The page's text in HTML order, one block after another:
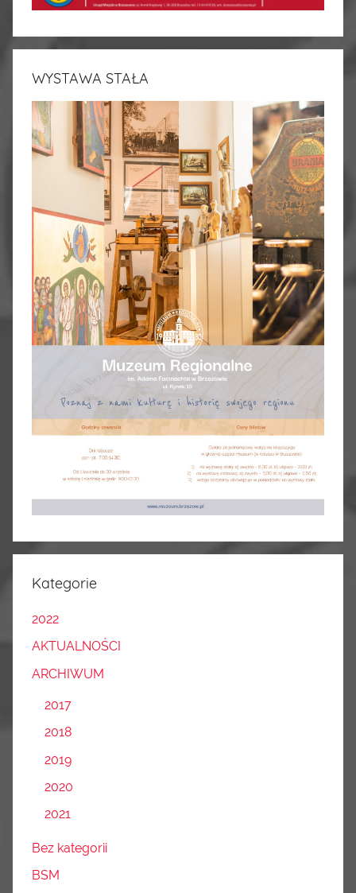
WYSTAWA STAŁA
Kategorie
2022
AKTUALNOŚCI
ARCHIWUM
2017
2018
2019
2020
2021
Bez kategorii
BSM